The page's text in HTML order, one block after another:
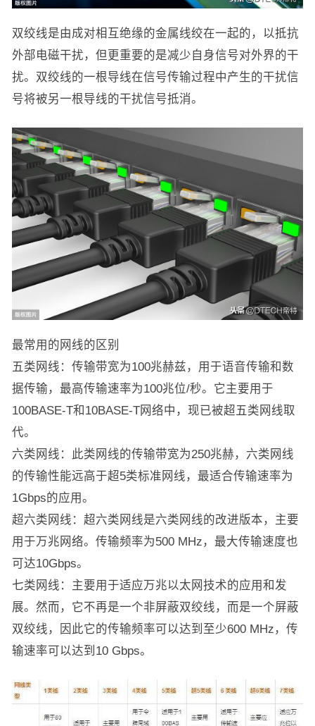
双绞线是由成对相互绝缘的金属线绞在一起的，以抵抗
外部电磁干扰，但更重要的是减少自身信号对外界的干
扰。双绞线的一根导线在信号传输过程中产生的干扰信
号将被另一根导线的干扰信号抵消。
最常用的网线的区别
五类网线：传输带宽为100兆赫兹，用于语音传输和数
据传输，最高传输速率为100兆位/秒。它主要用于
100BASE-T和10BASE-T网络中，现已被超五类网线取
代。
六类网线：此类网线的传输带宽为250兆赫，六类网线
的传输性能远高于超5类标准网线，最适合传输速率为
1Gbps的应用。
超六类网线：超六类网线是六类网线的改进版本，主要
用于万兆网络。传输频率为500 MHz，最大传输速度也
可达10Gbps。
七类网线：主要用于适应万兆以太网技术的应用和发
展。然而，它不再是一个非屏蔽双绞线，而是一个屏蔽
双绞线，因此它的传输频率可以达到至少600 MHz，传
输速率可以达到10 Gbps。